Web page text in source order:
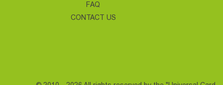
FAQ
CONTACT US